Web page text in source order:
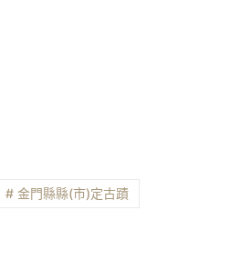
# 金門縣縣(市)定古蹟